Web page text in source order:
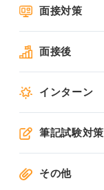
面接対策
面接後
インターン
筆記試験対策
その他